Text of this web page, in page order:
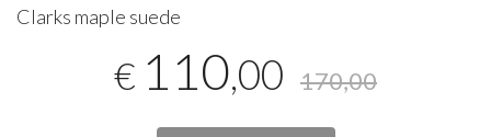
​Clarks maple suede
€ 110,00 170,00